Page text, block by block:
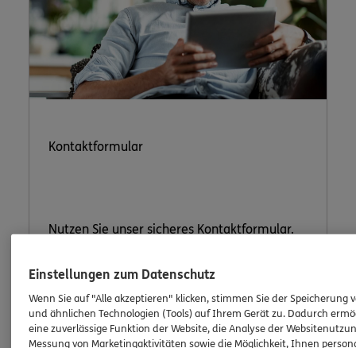
Kontaktformular
Nutzen Sie unser sicheres Kontaktformular.
ERGO Berater kontaktieren
Einstellungen zum Datenschutz
Wenn Sie auf "Alle akzeptieren" klicken, stimmen Sie der Speicherung
und ähnlichen Technologien (Tools) auf Ihrem Gerät zu. Dadurch
eine zuverlässige Funktion der Website, die Analyse der
Messung von Marketingaktivitäten sowie die Möglichkeit, Ihnen